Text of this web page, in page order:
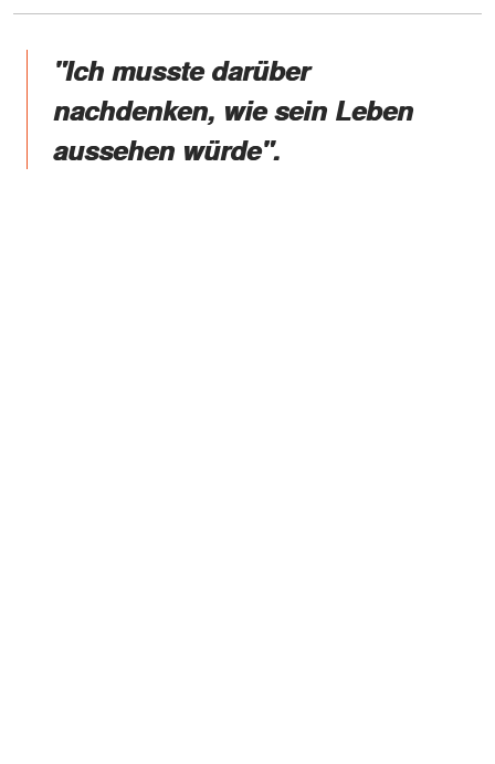
"Ich musste darüber
nachdenken, wie sein Leben
aussehen würde".